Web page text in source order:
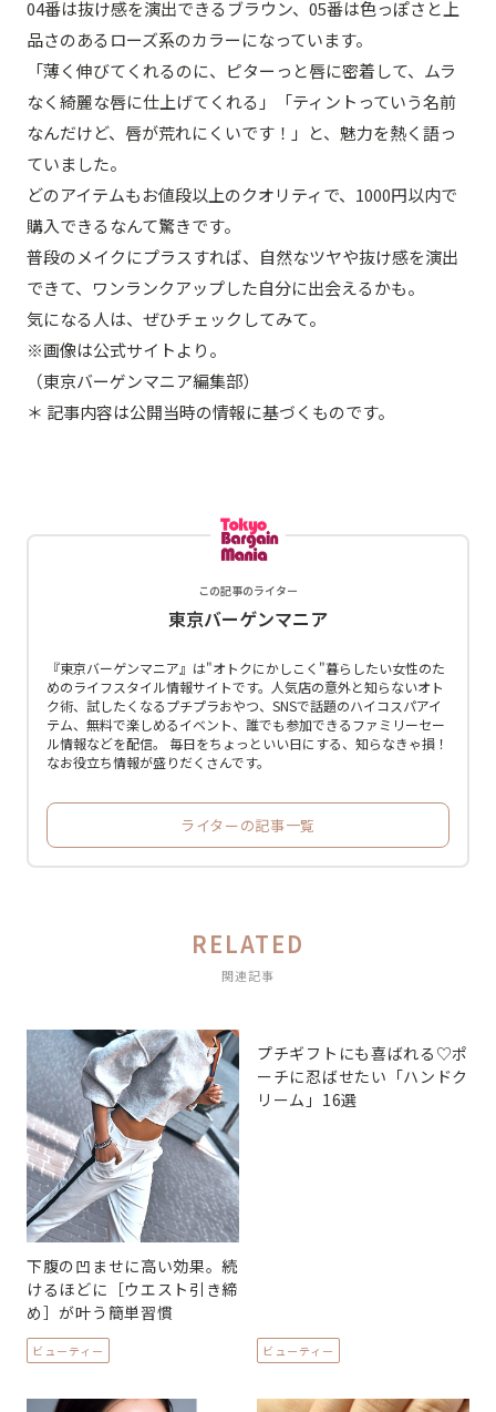
04番は抜け感を演出できるブラウン、05番は色っぽさと上
品さのあるローズ系のカラーになっています。
「薄く伸びてくれるのに、ピターっと唇に密着して、ムラ
なく綺麗な唇に仕上げてくれる」「ティントっていう名前
なんだけど、唇が荒れにくいです！」と、魅力を熱く語っ
ていました。
どのアイテムもお値段以上のクオリティで、1000円以内で
購入できるなんて驚きです。
普段のメイクにプラスすれば、自然なツヤや抜け感を演出
できて、ワンランクアップした自分に出会えるかも。
気になる人は、ぜひチェックしてみて。
※画像は公式サイトより。
（東京バーゲンマニア編集部）
＊ 記事内容は公開当時の情報に基づくものです。
この記事のライター
東京バーゲンマニア
『東京バーゲンマニア』は"オトクにかしこく"暮らしたい女性のた
めのライフスタイル情報サイトです。人気店の意外と知らないオト
ク術、試したくなるプチプラおやつ、SNSで話題のハイコスパアイ
テム、無料で楽しめるイベント、誰でも参加できるファミリーセー
ル情報などを配信。 毎日をちょっといい日にする、知らなきゃ損！
なお役立ち情報が盛りだくさんです。
ライターの記事一覧
RELATED
関連記事
下腹の凹ませに高い効果。続
けるほどに［ウエスト引き締
め］が叶う簡単習慣
ビューティー
プチギフトにも喜ばれる♡ポ
ーチに忍ばせたい「ハンドク
リーム」16選
ビューティー